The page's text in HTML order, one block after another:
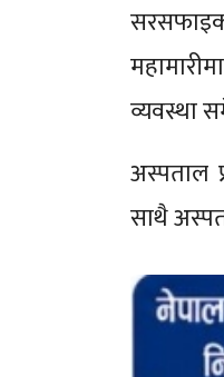
व्यवस्था
अस्पताल
साथै